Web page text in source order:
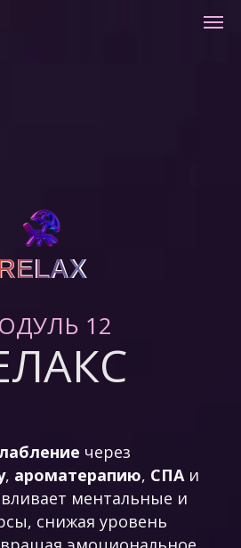
12
через
, ароматерапию, СПАи
ментальные и
снижая уровень